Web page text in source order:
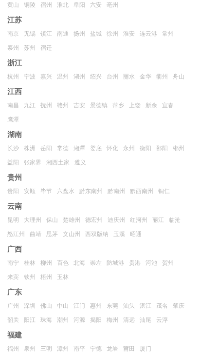
黄山 铜陵 宿州 淮北 阜阳 六安 亳州
江苏
南京 无锡 镇江 南通 扬州 盐城 徐州 淮安 连云港 常州
泰州 苏州 宿迁
浙江
杭州 宁波 嘉兴 温州 湖州 绍兴 台州 丽水 金华 衢州 舟山
江西
南昌 九江 抚州 赣州 吉安 景德镇 萍乡 上饶 新余 宜春
鹰潭
湖南
长沙 株洲 岳阳 常德 湘潭 娄底 怀化 永州 衡阳 邵阳 郴州
益阳 张家界 湘西土家 遵义
贵州
贵阳 安顺 毕节 六盘水 黔东南州 黔南州 黔西南州 铜仁
云南
昆明 大理州 保山 楚雄州 德宏州 迪庆州 红河州 丽江 临沧
怒江州 曲靖 思茅 文山州 西双版纳 玉溪 昭通
广西
南宁 桂林 柳州 百色 北海 崇左 防城港 贵港 河池 贺州
来宾 钦州 梧州 玉林
广东
广州 深圳 佛山 中山 江门 惠州 东莞 汕头 湛江 茂名 肇庆
韶关 阳江 珠海 潮州 河源 揭阳 梅州 清远 汕尾 云浮
福建
福州 泉州 三明 漳州 南平 宁德 龙岩 莆田 厦门